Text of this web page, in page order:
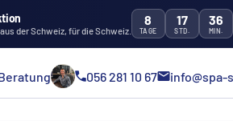
der Schweiz, für die Schweiz.
8
TAGE
17
STD.
36
MIN.
056 281 10 67